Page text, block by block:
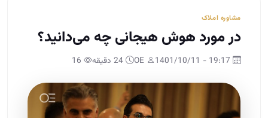
مشاوره املاک
در مورد هوش هیجانی چه می‌دانید؟